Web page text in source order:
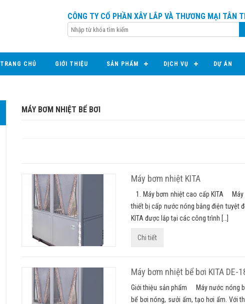
CÔNG TY CỔ PHẦN XÂY LẮP VÀ THƯƠNG MẠI TÂN
TRANG CHỦ GIỚI THIỆU SẢN PHẨM DỊCH VỤ DỰ ÁN
MÁY BƠM NHIỆT BỂ BƠI
Máy bơm nhiệt KITA
1. Máy bơm nhiệt cao cấp KITA Máy
thiết bị cấp nước nóng bằng điện tuyệt
KITA được lắp tại các công trình […]
Chi tiết
Máy bơm nhiệt bể bơi KITA DE-
Giới thiệu sản phẩm Máy nước nóng
bể bơi nóng, sưởi ấm, tạo hơi ẩm. Với